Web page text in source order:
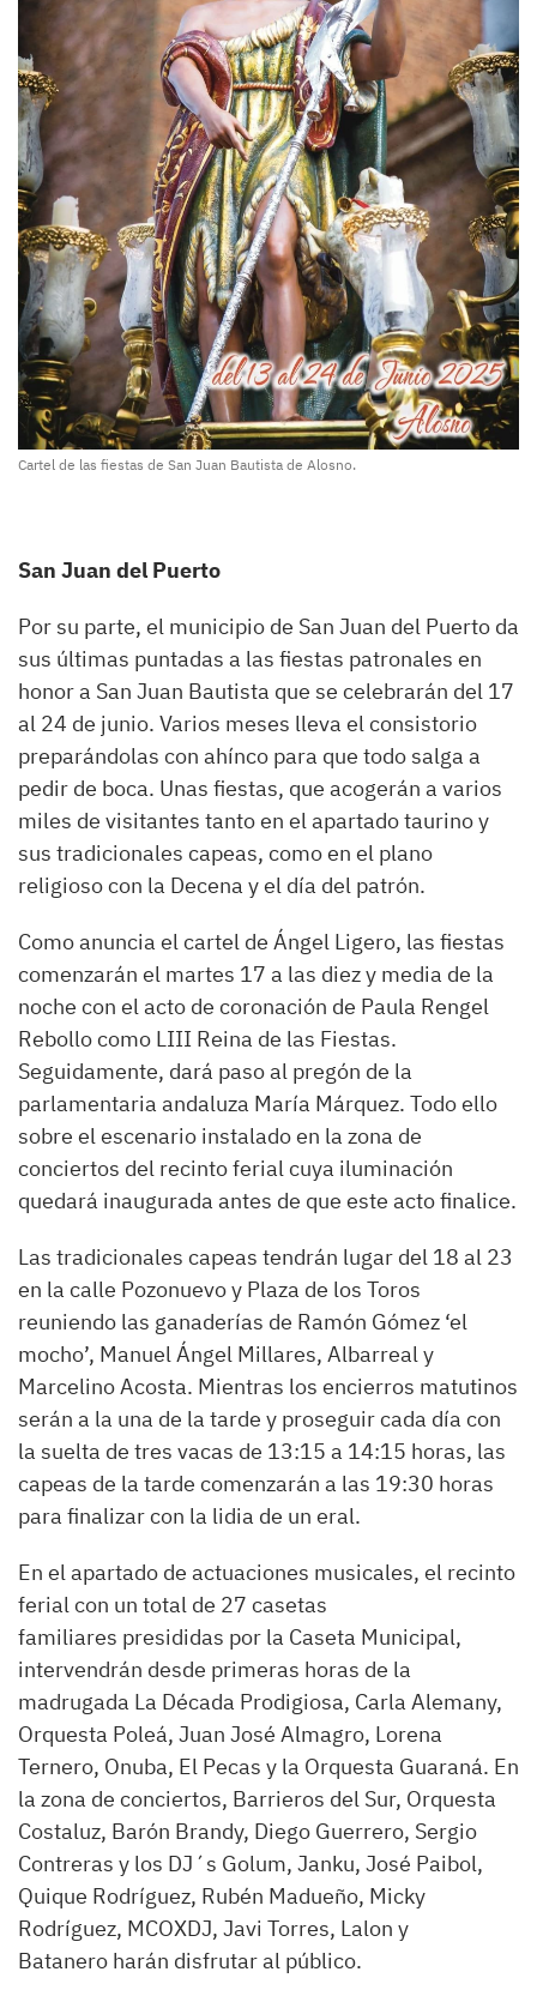
Cartel de las fiestas de San Juan Bautista de Alosno.
San Juan del Puerto
Por su parte, el municipio de San Juan del Puerto da
sus últimas puntadas a las fiestas patronales en
honor a San Juan Bautista que se celebrarán del 17
al 24 de junio. Varios meses lleva el consistorio
preparándolas con ahínco para que todo salga a
pedir de boca. Unas fiestas, que acogerán a varios
miles de visitantes tanto en el apartado taurino y
sus tradicionales capeas, como en el plano
religioso con la Decena y el día del patrón.
Como anuncia el cartel de Ángel Ligero, las fiestas
comenzarán el martes 17 a las diez y media de la
noche con el acto de coronación de Paula Rengel
Rebollo como LIII Reina de las Fiestas.
Seguidamente, dará paso al pregón de la
parlamentaria andaluza María Márquez. Todo ello
sobre el escenario instalado en la zona de
conciertos del recinto ferial cuya iluminación
quedará inaugurada antes de que este acto finalice.
Las tradicionales capeas tendrán lugar del 18 al 23
en la calle Pozonuevo y Plaza de los Toros
reuniendo las ganaderías de Ramón Gómez ‘el
mocho’, Manuel Ángel Millares, Albarreal y
Marcelino Acosta. Mientras los encierros matutinos
serán a la una de la tarde y proseguir cada día con
la suelta de tres vacas de 13:15 a 14:15 horas, las
capeas de la tarde comenzarán a las 19:30 horas
para finalizar con la lidia de un eral.
En el apartado de actuaciones musicales, el recinto
ferial con un total de 27 casetas
familiares presididas por la Caseta Municipal,
intervendrán desde primeras horas de la
madrugada La Década Prodigiosa, Carla Alemany,
Orquesta Poleá, Juan José Almagro, Lorena
Ternero, Onuba, El Pecas y la Orquesta Guaraná. En
la zona de conciertos, Barrieros del Sur, Orquesta
Costaluz, Barón Brandy, Diego Guerrero, Sergio
Contreras y los DJ´s Golum, Janku, José Paibol,
Quique Rodríguez, Rubén Madueño, Micky
Rodríguez, MCOXDJ, Javi Torres, Lalon y
Batanero harán disfrutar al público.